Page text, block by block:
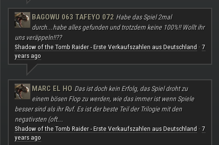
BAGOWU 063 TAFEYO 072 Habe das Spiel 2mal
durch...habe alles gefunden und trotzdem keine 100%!! Wollt ihr
uns veräppeln!!??
Shadow of the Tomb Raider - Erste Verkaufszahlen aus Deutschland · 7
years ago
MARC EL HO Das ist doch kein Erfolg, das Spiel droht zu
einem bösen Flop zu werden, wie das immer ist wenn Spiele
besser sind als ihr Ruf. Es ist der beste Teil der Trilogie mit den
negativsten (oft...
Shadow of the Tomb Raider - Erste Verkaufszahlen aus Deutschland · 7
years ago